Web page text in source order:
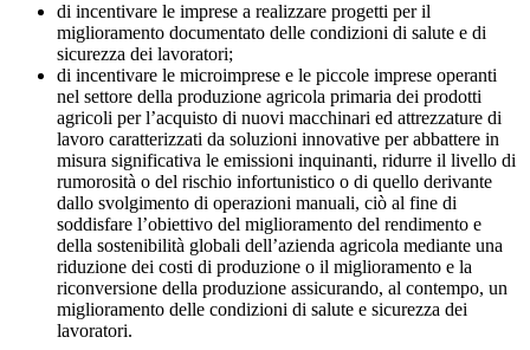
di incentivare le imprese a realizzare progetti per il
miglioramento documentato delle condizioni di salute e di
sicurezza dei lavoratori;
di incentivare le microimprese e le piccole imprese operanti
nel settore della produzione agricola primaria dei prodotti
agricoli per l’acquisto di nuovi macchinari ed attrezzature di
lavoro caratterizzati da soluzioni innovative per abbattere in
misura significativa le emissioni inquinanti, ridurre il livello di
rumorosità o del rischio infortunistico o di quello derivante
dallo svolgimento di operazioni manuali, ciò al fine di
soddisfare l’obiettivo del miglioramento del rendimento e
della sostenibilità globali dell’azienda agricola mediante una
riduzione dei costi di produzione o il miglioramento e la
riconversione della produzione assicurando, al contempo, un
miglioramento delle condizioni di salute e sicurezza dei
lavoratori.